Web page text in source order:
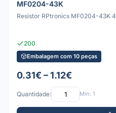
MF0204-43K
Resistor RPtronics MF0204-43K
200
Embalagem com 10 peças
0.31€ – 1.12€
Quantidade: Mín: 1